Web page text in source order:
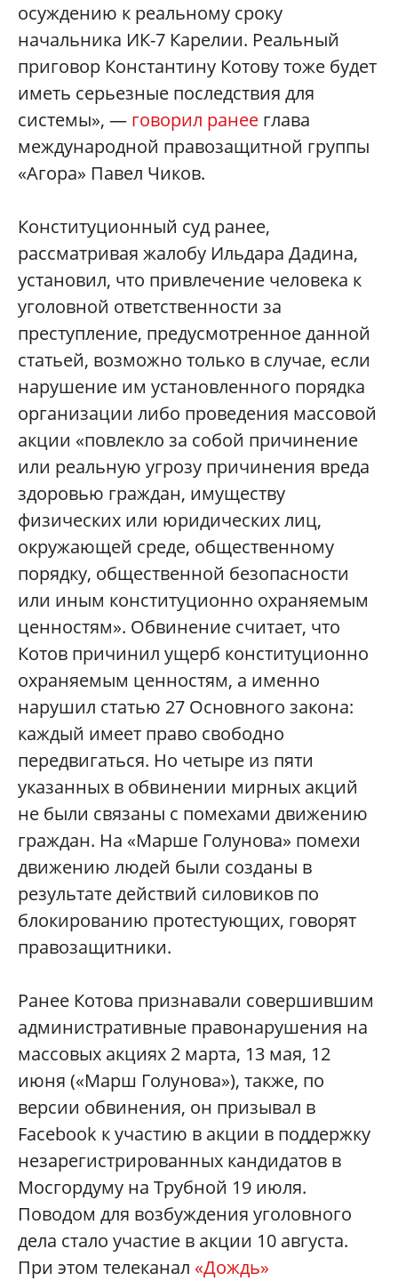
осуждению к реальному сроку
начальника ИК-7 Карелии. Реальный
приговор Константину Котову тоже будет
иметь серьезные последствия для
системы», — говорил ранее глава
международной правозащитной группы
«Агора» Павел Чиков.
Конституционный суд ранее,
рассматривая жалобу Ильдара Дадина,
установил, что привлечение человека к
уголовной ответственности за
преступление, предусмотренное данной
статьей, возможно только в случае, если
нарушение им установленного порядка
организации либо проведения массовой
акции «повлекло за собой причинение
или реальную угрозу причинения вреда
здоровью граждан, имуществу
физических или юридических лиц,
окружающей среде, общественному
порядку, общественной безопасности
или иным конституционно охраняемым
ценностям». Обвинение считает, что
Котов причинил ущерб конституционно
охраняемым ценностям, а именно
нарушил статью 27 Основного закона:
каждый имеет право свободно
передвигаться. Но четыре из пяти
указанных в обвинении мирных акций
не были связаны с помехами движению
граждан. На «Марше Голунова» помехи
движению людей были созданы в
результате действий силовиков по
блокированию протестующих, говорят
правозащитники.
Ранее Котова признавали совершившим
административные правонарушения на
массовых акциях 2 марта, 13 мая, 12
июня («Марш Голунова»), также, по
версии обвинения, он призывал в
Facebook к участию в акции в поддержку
незарегистрированных кандидатов в
Мосгордуму на Трубной 19 июля.
Поводом для возбуждения уголовного
дела стало участие в акции 10 августа.
При этом телеканал «Дождь»